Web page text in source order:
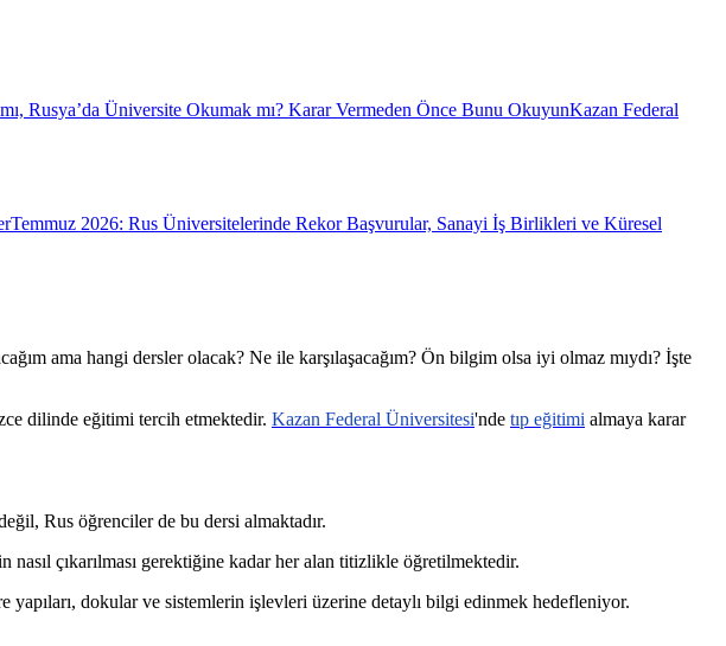
Rusya’da Üniversite Okumak mı? Karar Vermeden Önce Bunu OkuyunKazan Federal
Temmuz 2026: Rus Üniversitelerinde Rekor Başvurular, Sanayi İş Birlikleri ve Küresel
ama hangi dersler olacak? Ne ile karşılaşacağım? Ön bilgim olsa iyi olmaz mıydı? İşte
dilinde eğitimi tercih etmektedir. Kazan Federal Üniversitesi'nde tıp eğitimi almaya karar
Rus öğrenciler de bu dersi almaktadır.
nasıl çıkarılması gerektiğine kadar her alan titizlikle öğretilmektedir.
yapıları, dokular ve sistemlerin işlevleri üzerine detaylı bilgi edinmek hedefleniyor.